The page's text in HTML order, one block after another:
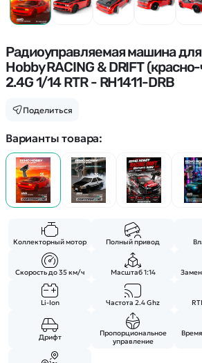
Радиоуправляемая машина
Hobby RACING & DRIFT
2.4G 1/14 RTR - RH1411-DRB
Поделиться
Варианты товара:
Коллекторный мотор Полный привод
Скорость до 35 км/ч Масштаб 1:14
Li-Ion Частота 2.4 Ghz
Дрифт
Пропорциональное
управление
Вертолеты
Катера
Самолеты
Сборные модели
Спецтехника
Железные дороги
Конструкторы
Запчасти для моделей
Блог
Статьи про беспилотники
Обзор квадрокоптеров
Аренда Квадрокоптеров
Покупка в кредит
Оплата и доставка
Помощь
Отследить заказ
Оплата на сайте